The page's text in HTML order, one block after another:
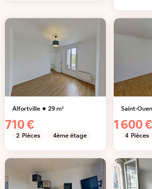
Alfortville 29m²
710 €
2 Pièces 4ème étage
Saint-
1 600 €
4 Pièces